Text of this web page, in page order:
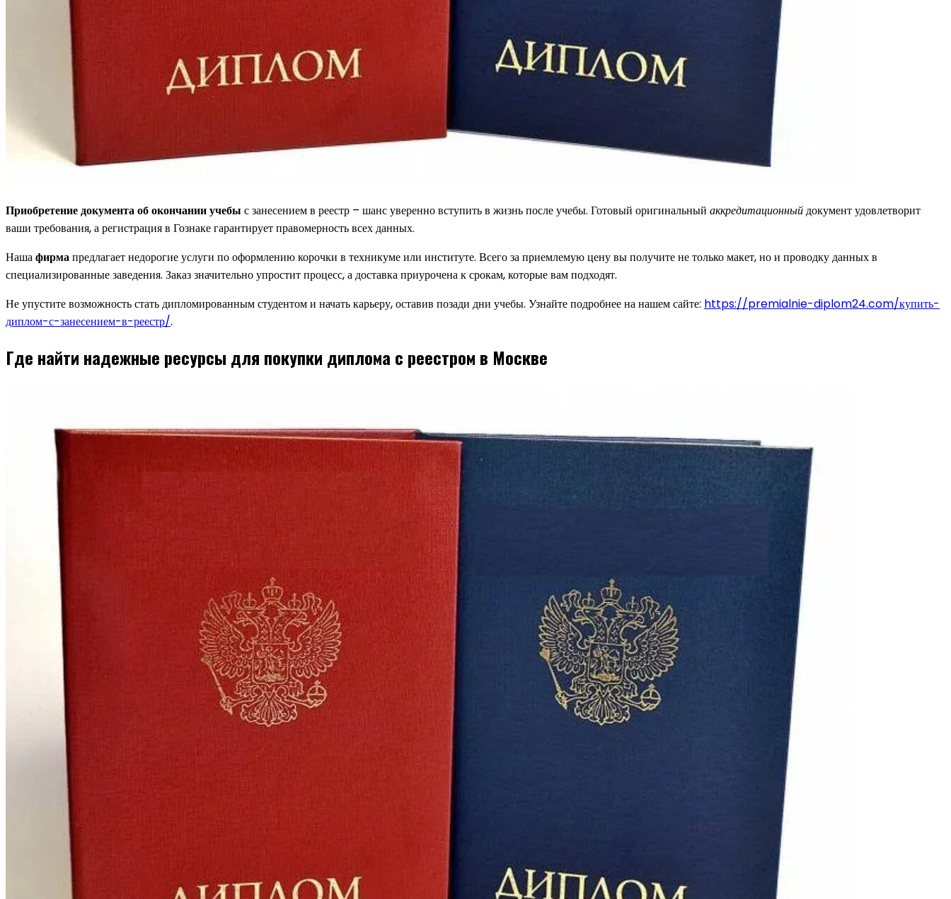
Приобретение документа об окончании учебы с занесением в реестр – шанс уверенно вступить в жизнь после учебы. Готовый оригинальный аккредитационныйдокумент удовлетворит
ваши требования, а регистрация в Гознаке гарантирует правомерность всех данных.
Нашафирмапредлагает недорогие услуги по оформлению корочки в техникуме или институте. Всего за приемлемую цену вы получите не только макет, но и проводку данных в
специализированные заведения. Заказ значительно упростит процесс, а доставка приурочена к срокам, которые вам подходят.
Не упустите возможность стать дипломированным студентом и начать карьеру, оставив позади дни учебы. Узнайте подробнее на нашем сайте: https://premialnie-diplom24.com/купить-
диплом-с-занесением-в-реестр/.
Где найти надежные ресурсы для покупки диплома с реестром в Москве